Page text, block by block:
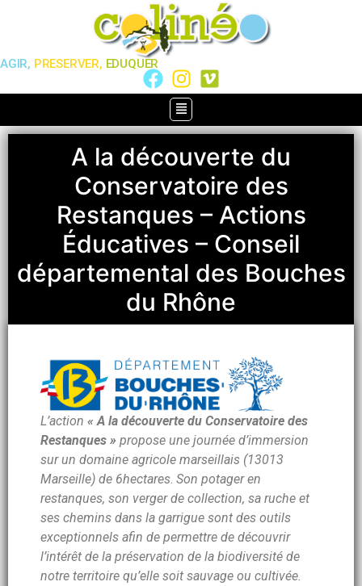
AGIR, PRESERVER, EDUQUER
A la découverte du
Conservatoire des
Restanques – Actions
Éducatives – Conseil
départemental des Bouches
du Rhône
L’action « A la découverte du Conservatoire des
Restanques » propose une journée d’immersion
sur un domaine agricole marseillais (13013
Marseille) de 6hectares Son potager en
restanques, son verger de collection, sa ruche et
ses chemins dans la garrigue sont des outils
exceptionnels afin de permettre de découvrir
l’intérêt de la préservation de la biodiversité de
notre territoire qu’elle soit sauvage ou cultivée.